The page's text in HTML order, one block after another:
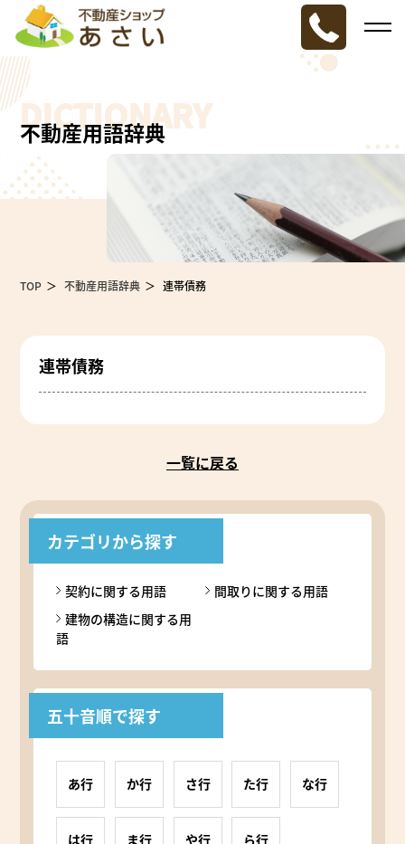
DICTIONARY
不動産用語辞典
TOP 不動産用語辞典 連帯債務
連帯債務
一覧に戻る
カテゴリから探す
契約に関する用語
間取りに関する用語
建物の構造に関する用
語
五十音順で探す
あ行 か行 さ行 た行 な行
は行 ま行 や行 ら行